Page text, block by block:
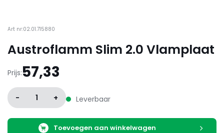
Art nr:02.01.715880
Austroflamm Slim 2.0 Vlamplaat
Prijs:57,33
- 1 + Leverbaar
Toevoegen aan winkelwagen